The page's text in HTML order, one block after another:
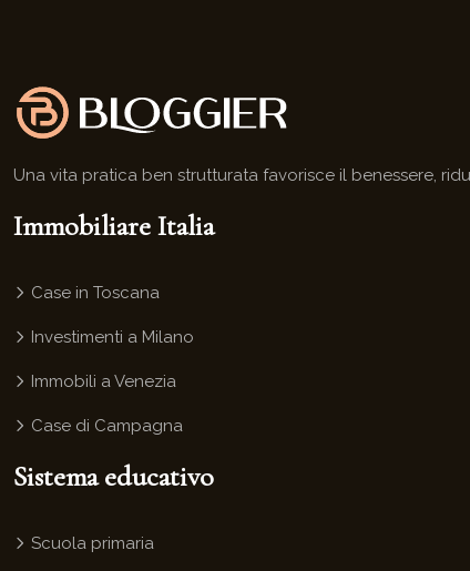
Una vita pratica ben strutturata favorisce il benessere,
Immobiliare Italia
Case in Toscana
Investimenti a Milano
Immobili a Venezia
Case di Campagna
Sistema educativo
Scuola primaria